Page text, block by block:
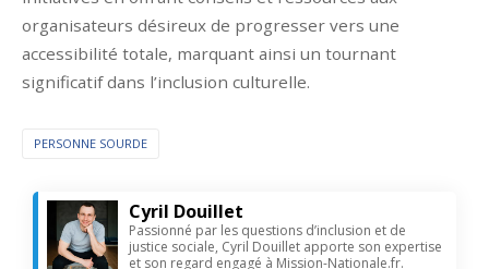
organisateurs désireux de progresser vers une
accessibilité totale, marquant ainsi un tournant
significatif dans l’inclusion culturelle.
PERSONNE SOURDE
Cyril Douillet
Passionné par les questions d’inclusion et de
justice sociale, Cyril Douillet apporte son expertise
et son regard engagé à Mission-Nationale.fr.